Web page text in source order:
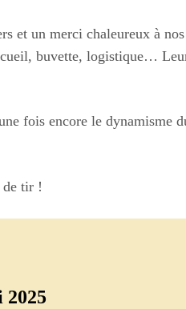
et un merci chaleureux à
buvette, logistique…
fois encore le dynamisme
de tir !
2025